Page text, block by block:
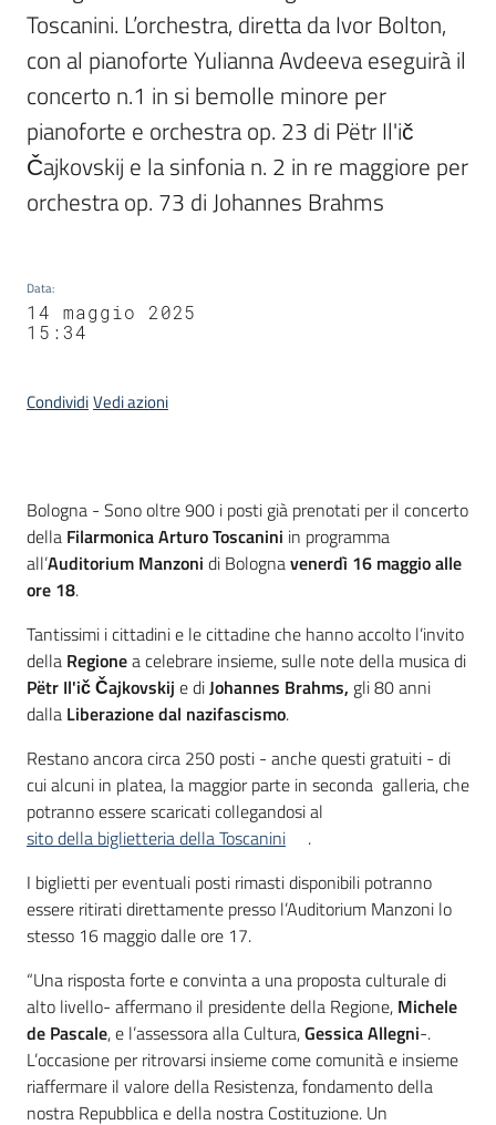
Toscanini. L’orchestra, diretta da Ivor Bolton,
con al pianoforte Yulianna Avdeeva eseguirà il
concerto n.1 in si bemolle minore per
pianoforte e orchestra op. 23 di Pëtr Il'ič
Čajkovskij e la sinfonia n. 2 in re maggiore per
orchestra op. 73 di Johannes Brahms
Data:
14 maggio 2025
15:34
CondividiVedi azioni
Contenuto
Bologna - Sono oltre 900 i posti già prenotati per il concerto
della Filarmonica Arturo Toscanini in programma
all’Auditorium Manzoni di Bolognavenerdì 16 maggio alle
ore 18.
Tantissimi i cittadini e le cittadine che hanno accolto l’invito
della Regionea celebrare insieme, sulle note della musica di
Pëtr Il'ič Čajkovskij e diJohannes Brahms, gli 80 anni
dalla Liberazione dal nazifascismo.
Restano ancora circa 250 posti - anche questi gratuiti - di
cui alcuni in platea, la maggior parte in seconda galleria, che
potranno essere scaricati collegandosi al
sito della biglietteria della Toscanini
.
I biglietti per eventuali posti rimasti disponibili potranno
essere ritirati direttamente presso l’Auditorium Manzoni lo
stesso 16 maggio dalle ore 17.
“Una risposta forte e convinta a una proposta culturale di
alto livello- affermano il presidente della Regione, Michele
de Pascale, e l’assessora alla Cultura,Gessica Allegni-.
L’occasione per ritrovarsi insieme come comunità e insieme
riaffermare il valore della Resistenza, fondamento della
nostra Repubblica e della nostra Costituzione. Un